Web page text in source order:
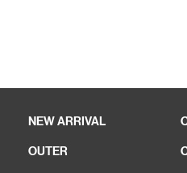
NEW ARRIVAL
OUTER